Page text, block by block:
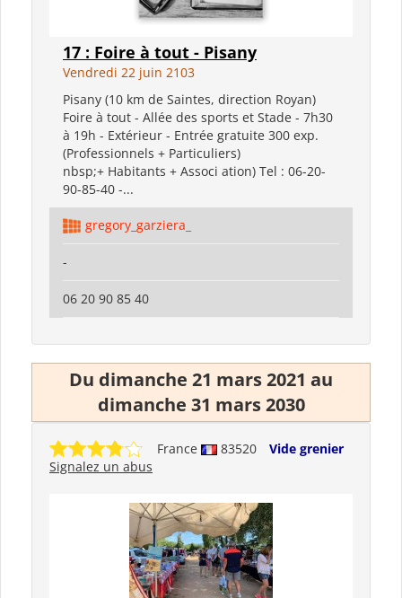
17 : Foire à tout - Pisany
Vendredi 22 juin 2103
Pisany (10 km de Saintes, direction Royan)
Foire à tout - Allée des sports et Stade - 7h30
à 19h - Extérieur - Entrée gratuite 300 exp.
(Professionnels + Particuliers)
nbsp;+ Habitants + Associ ation) Tel : 06-20-
90-85-40 -...
gregory_garziera_
-
06 20 90 85 40
Du dimanche 21 mars 2021 au
dimanche 31 mars 2030
France 83520
Vide grenier
Signalez un abus